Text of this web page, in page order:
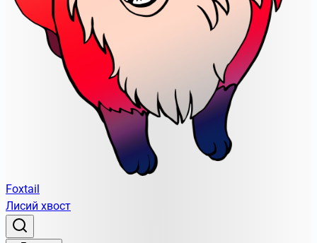
Foxtail
Лисий хвост